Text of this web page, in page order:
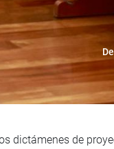
dictámenes de